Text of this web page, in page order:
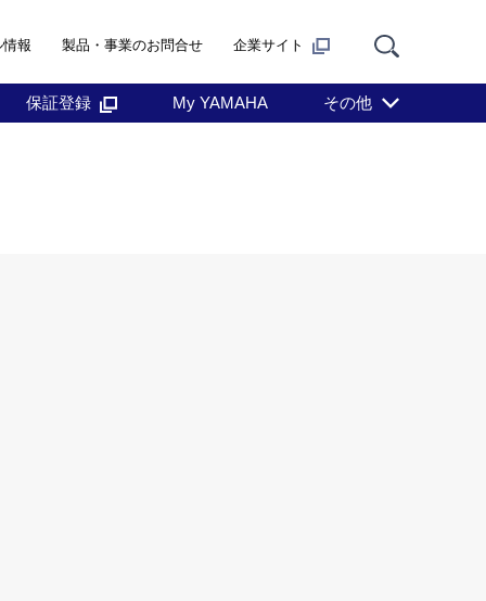
情報 製品・事業のお問合せ 企業サイト
保証登録 My YAMAHA その他